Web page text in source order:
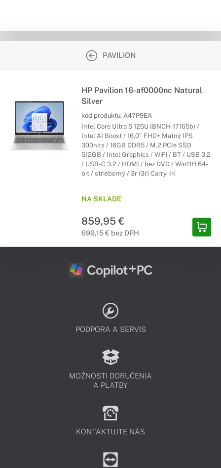
PAVILION
HP Pavilion 16-af0000nc Natural
Silver
kód produktu: A47P9EA
Intel Core Ultra 5 125U (BNCH-17165b) /
Intel AI Boost / 16,0" FHD+ Matný IPS
300nits / 16GB DDR5 / M.2 PCIe SSD
512GB / Intel Graphics / WiFi / BT / USB 3.2
/ USB-C 3.2 / HDMI / bez DVD / Win11H 64-
bit / strieborný / 3r (3r) Carry-In
NA SKLADE
859,95 €
699,15 € bez DPH
PODPORA A SERVIS
MOŽNOSTI DORUČENIA
A PLATBY
KONTAKTUJTE NÁS